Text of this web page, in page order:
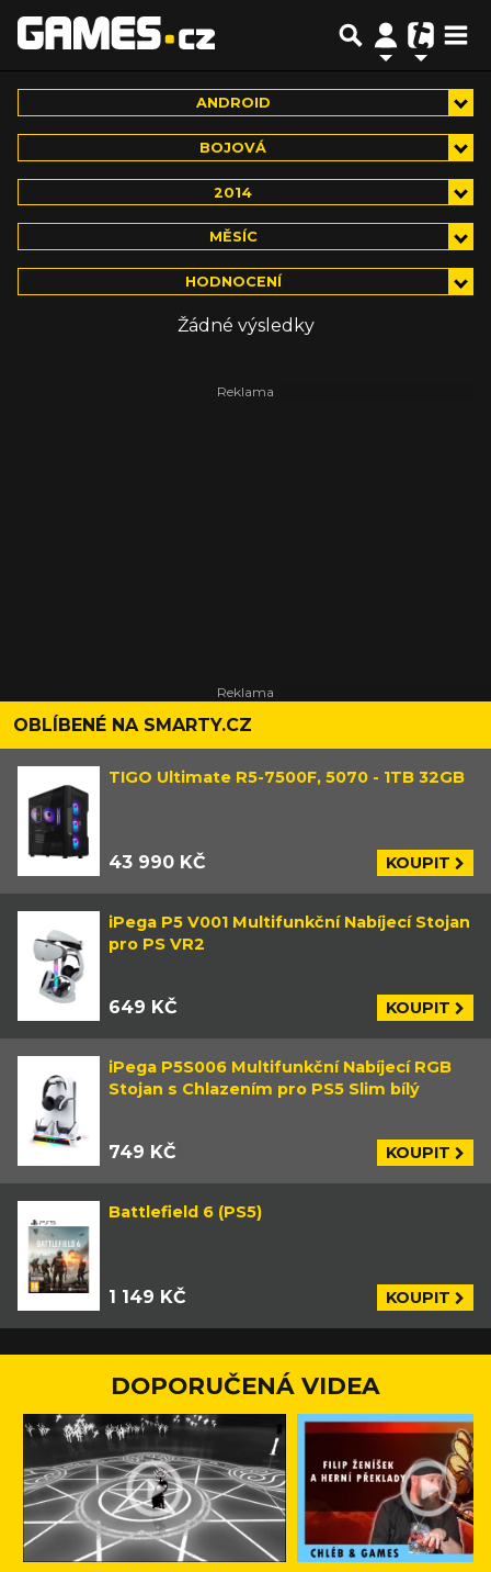
ANDROID
BOJOVÁ
2014
MĚSÍC
HODNOCENÍ
Žádné výsledky
OBLÍBENÉ NA SMARTY.CZ
TIGO Ultimate R5-7500F, 5070 - 1TB 32GB
43 990 KČ KOUPIT
iPega P5 V001 Multifunkční Nabíjecí Stojan
pro PS VR2
649 KČ KOUPIT
iPega P5S006 Multifunkční Nabíjecí RGB
Stojan s Chlazením pro PS5 Slim bílý
749 KČ KOUPIT
Battlefield 6 (PS5)
1 149 KČ KOUPIT
DOPORUČENÁ VIDEA